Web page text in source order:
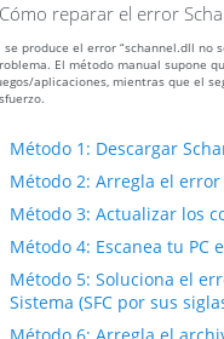
reparar el error
se produce el error “schannel.dll no
El método manual supone
aplicaciones, mientras que el
Método 1: Descargar
Método 2: Arregla el
Método 3: Actualizar los
Método 4: Escanea tu
Método 5: Soluciona el
Sistema (SFC por sus